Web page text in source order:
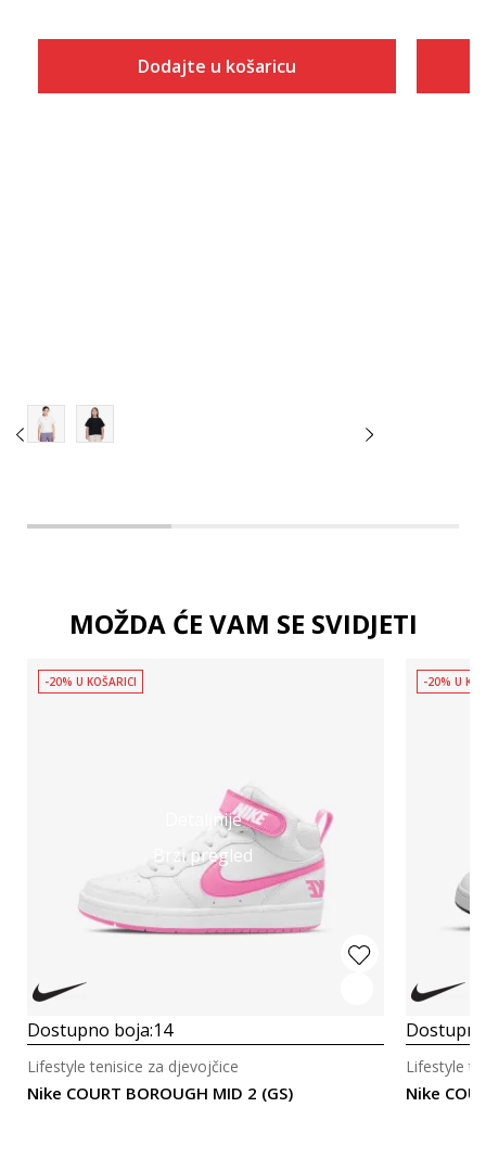
Dodajte u košaricu
MOŽDA ĆE VAM SE SVIDJETI
Detaljnije
Brzi pregled
-20% U KOŠARICI
Dostupno boja:14
Nike COURT BOROUGH MID 2 (GS)
Lifestyle tenisice za djevojčice
-20% U
Nike
Lifestyle